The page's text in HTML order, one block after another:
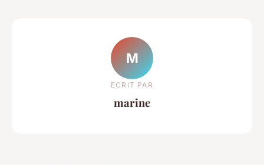
M
ECRIT PAR
marine